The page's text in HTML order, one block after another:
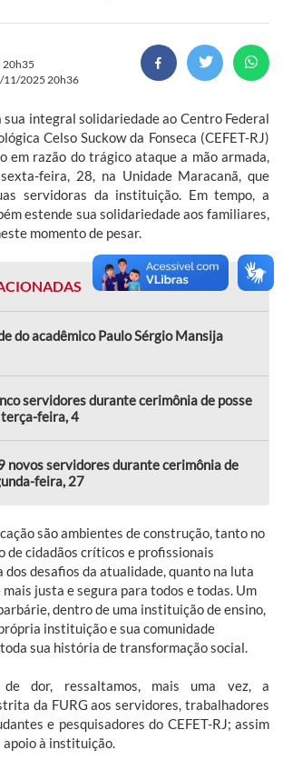
20h35
11/2025 20h36
sua integral solidariedade ao Centro Federal
Celso Suckow da Fonseca (CEFET-RJ)
em razão do trágico ataque a mão armada,
feira, 28, na Unidade Maracanã, que
servidoras da instituição. Em tempo, a
estende sua solidariedade aos familiares,
momento de pesar.
do acadêmico Paulo Sérgio Mansija
servidores durante cerimônia de posse
feira, 4
novos servidores durante cerimônia de
feira, 27
são ambientes de construção, tanto no
de cidadãos críticos e profissionais
dos desafios da atualidade, quanto na luta
mais justa e segura para todos e todas. Um
dentro de uma instituição de ensino,
instituição e sua comunidade
sua história de transformação social.
de dor, ressaltamos, mais uma vez, a
da FURG aos servidores, trabalhadores
e pesquisadores do CEFET-RJ; assim
à instituição.